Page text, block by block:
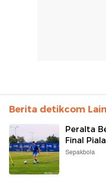
Berita detikcom
Peralta
Final
Sepakbola